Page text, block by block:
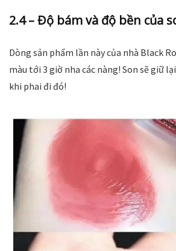
2.4 – Độ bám và độ bền của
Dòng sản phẩm lần này của nhà Black
màu tới 3 giờ nha các nàng! Son sẽ giữ
khi phai đi đó!